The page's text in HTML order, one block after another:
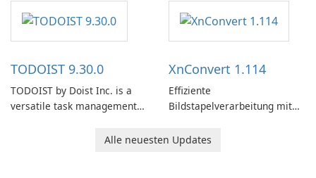
software designed to help
users capture, organize, and
access information across
TODOIST 9.30.0
TODOIST by Doist Inc. is a
versatile task management
individuals and teams
XnConvert 1.114
Effiziente
Bildstapelverarbeitung mit
Alle neuesten Updates